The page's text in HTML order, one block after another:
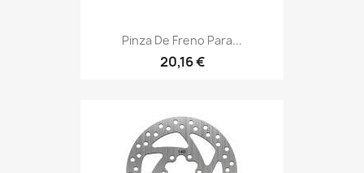
Pinza De Freno Para...
20,16 €